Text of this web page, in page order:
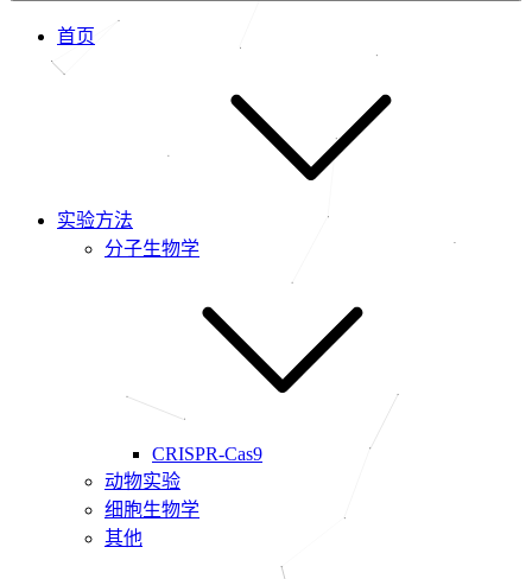
首页
实验方法
分子生物学
CRISPR-Cas9
动物实验
细胞生物学
其他